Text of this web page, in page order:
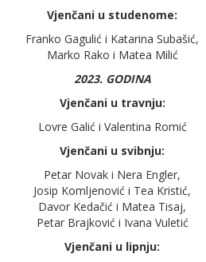
Vjenčani u studenome:
Franko Gagulić i Katarina Subašić,
Marko Rako i Matea Milić
2023. GODINA
Vjenčani u travnju:
Lovre Galić i Valentina Romić
Vjenčani u svibnju:
Petar Novak i Nera Engler,
Josip Komljenović i Tea Kristić,
Davor Kedačić i Matea Tisaj,
Petar Brajković i Ivana Vuletić
Vjenčani u lipnju: